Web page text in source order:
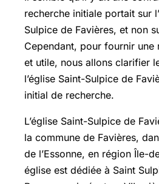
recherche initiale portait sur
Sulpice de Favières, et non
Cependant, pour fournir une
et utile, nous allons clarifier
l’église Saint-Sulpice de
initial de recherche.
L’église Saint-Sulpice de
la commune de Favières,
de l’Essonne, en région Île-
église est dédiée à Saint